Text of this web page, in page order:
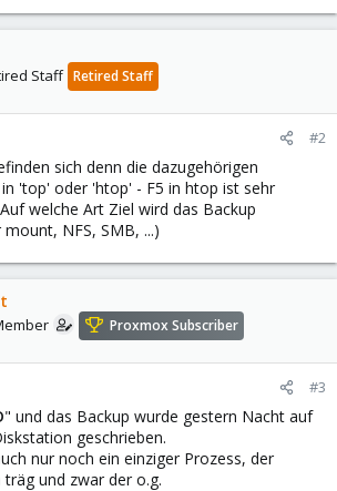
Staff Retired Staff
#2
sich denn die dazugehörigen
in 'top' oder 'htop' - F5 in htop ist sehr
welche Art Ziel wird das Backup
NFS, SMB, ...)
Proxmox Subscriber
#3
" und das Backup wurde gestern Nacht auf
geschrieben.
nur noch ein einziger Prozess, der
und zwar der o.g.